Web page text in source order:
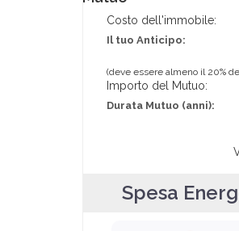
Costo dell'immobile:
Il tuo Anticipo:
(deve essere almeno il 20%
Importo del Mutuo:
Durata Mutuo (anni):
Spesa